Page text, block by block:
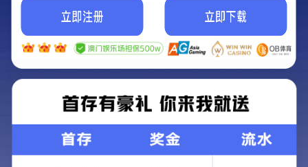
网站首页>产品中心>双筒望远镜 查看分类